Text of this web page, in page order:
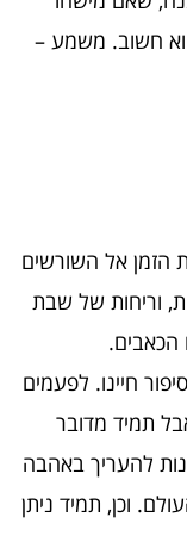
חשוב. משמע –
הזמן אל השורשים
וריחות של שבת
הכאבים.
חיינו. לפעמים
תמיד מדובר
להעריך באהבה
וכן, תמיד ניתן